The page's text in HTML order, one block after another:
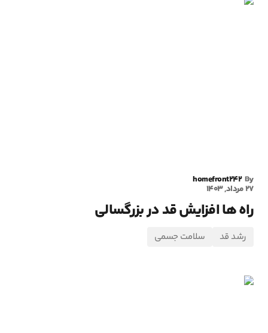
By
homefront242
27 مرداد, 1403
راه ها افزایش قد در بزرگسالی
رشد قد سلامت جسمی